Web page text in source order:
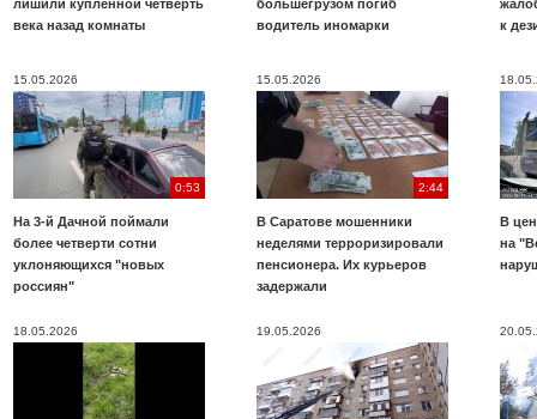
лишили купленной четверть
века назад комнаты
большегрузом погиб
водитель иномарки
к
15.05.2026
0:53
На 3-й Дачной поймали
более четверти сотни
уклоняющихся "новых
россиян"
15.05.2026
2:44
В Саратове мошенники
неделями терроризировали
пенсионера. Их курьеров
задержали
В
на
18.05.2026 19.05.2026